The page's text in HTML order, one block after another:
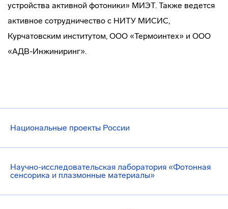
Национальные проекты России
Научно-исследовательская лаборатория «Фотонная
сенсорика и плазмонные материалы»
устройства активной фотоники» МИЭТ. Также ведется
активное сотрудничество с НИТУ МИСИС,
Курчатовским институтом, ООО «Термоинтех» и ООО
«АДВ-Инжиниринг».